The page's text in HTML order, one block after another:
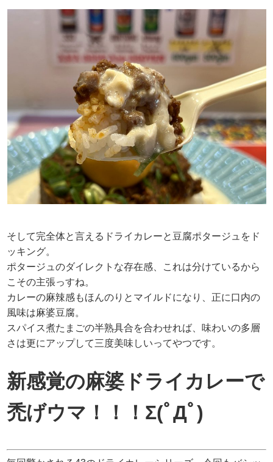
そして完全体と言えるドライカレーと豆腐ポタージュをド
ッキング。
ポタージュのダイレクトな存在感、これは分けているから
こその主張っすね。
カレーの麻辣感もほんのりとマイルドになり、正に口内の
風味は麻婆豆腐。
スパイス煮たまごの半熟具合を合わせれば、味わいの多層
さは更にアップして三度美味しいってやつです。
新感覚の麻婆ドライカレーで
禿げウマ！！！Σ(ﾟДﾟ)